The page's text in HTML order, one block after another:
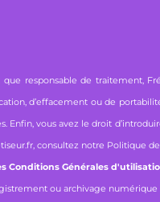
responsable de traitement,
d’effacement ou de
Enfin, vous avez le droit
consultez notre Politique
Générales
ou archivage